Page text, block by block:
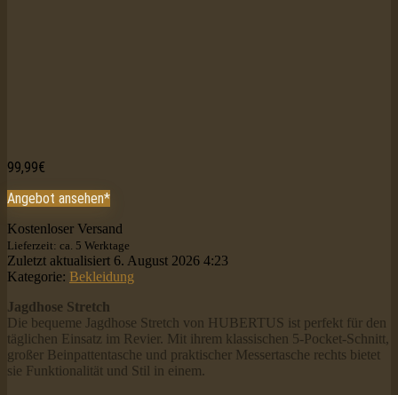
99,99€
Angebot ansehen*
Kostenloser Versand
Lieferzeit: ca. 5 Werktage
Zuletzt aktualisiert 6. August 2026 4:23
Kategorie: Bekleidung
Jagdhose Stretch
Die bequeme Jagdhose Stretch von HUBERTUS ist perfekt für den
täglichen Einsatz im Revier. Mit ihrem klassischen 5-Pocket-Schnitt,
großer Beinpattentasche und praktischer Messertasche rechts bietet
sie Funktionalität und Stil in einem.